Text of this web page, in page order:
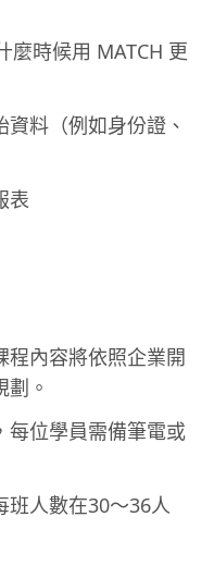
麼時候用 MATCH 更
料（例如身份證、
表
程內容將依照企業開
。
每位學員需備筆電或
班人數在30～36人